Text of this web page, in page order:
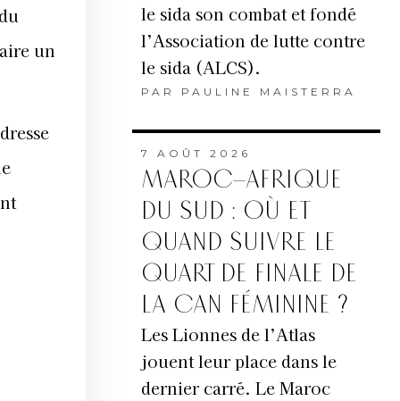
un
le sida son combat et fondé
l’Association de lutte contre
le sida (ALCS).
PAR PAULINE MAISTERRA
7 AOÛT 2026
MAROC–AFRIQUE
DU SUD : OÙ ET
QUAND SUIVRE LE
QUART DE FINALE DE
LA CAN FÉMININE ?
Les Lionnes de l’Atlas
jouent leur place dans le
dernier carré. Le Maroc